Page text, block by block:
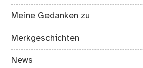
Meine Gedanken zu
Merkgeschichten
News